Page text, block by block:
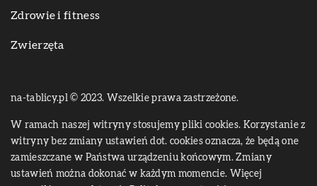
Zdrowie i fitness
Zwierzęta
na-tablicy.pl © 2023. Wszelkie prawa zastrzeżone.
W ramach naszej witryny stosujemy pliki cookies. Korzystanie z
witryny bez zmiany ustawień dot. cookies oznacza, że będą one
zamieszczane w Państwa urządzeniu końcowym. Zmiany
ustawień można dokonać w każdym momencie. Więcej